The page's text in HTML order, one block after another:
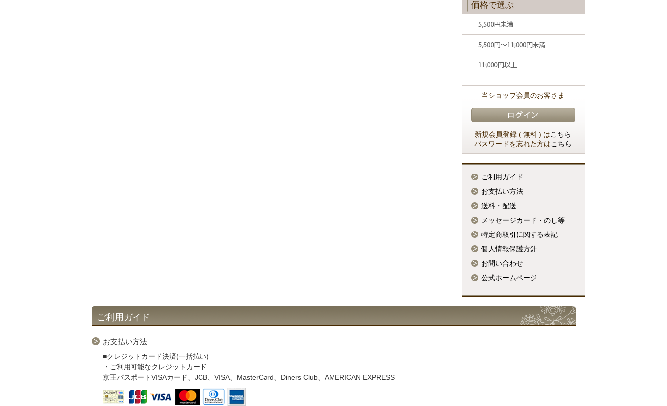
価格で選ぶ
当ショップ会員のお客さま
新規会員登録 ( 無料 ) はこちら
パスワードを忘れた方はこちら
ご利用ガイド
お支払い方法
送料・配送
メッセージカード・のし等
特定商取引に関する表記
個人情報保護方針
お問い合わせ
公式ホームページ
ご利用ガイド
お支払い方法
■クレジットカード決済(一括払い)
・ご利用可能なクレジットカード
京王パスポートVISAカード、JCB、VISA、MasterCard、Diners Club、AMERICAN EXPRESS